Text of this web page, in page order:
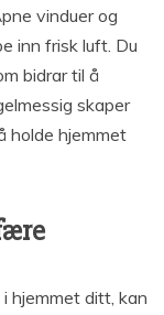
vinduer og
inn frisk luft. Du
bidrar til å
skaper
holde hjemmet
hjemmet ditt, kan